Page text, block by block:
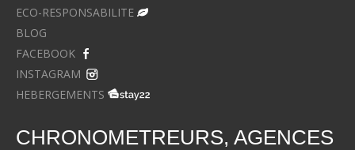
ECO-RESPONSABILITE
BLOG
FACEBOOK
INSTAGRAM
HEBERGEMENTS
CHRONOMETREURS, AGENCES